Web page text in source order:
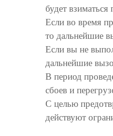
будет
Если во время
то дальнейшие
Если вы не
дальнейшие
В период
сбоев и
С целью
действуют